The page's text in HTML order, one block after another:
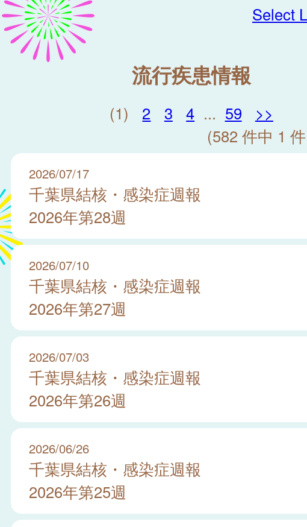
Select
流行疾患情報
(1) 2 3 4 ... 59
>>
(582 件中 1
2026/07/17
千葉県結核・感染症週報
2026年第28週
2026/07/10
千葉県結核・感染症週報
2026年第27週
2026/07/03
千葉県結核・感染症週報
2026年第26週
2026/06/26
千葉県結核・感染症週報
2026年第25週